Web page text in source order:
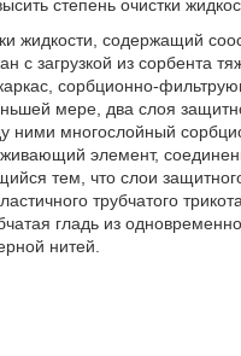
степень очистки
жидкости, содержащий
с загрузкой из сорбента
сорбционно-
мере, два слоя
ними многослойный
элемент,
тем, что слои
трубчатого
гладь из
нитей.